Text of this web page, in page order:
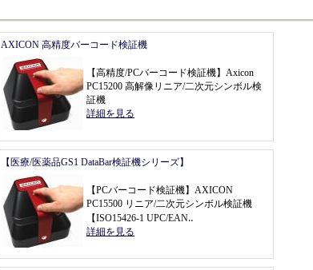
AXICON 高精度バーコード検証機
【高精度/PCバーコード検証機】 Axicon
PC15200 高解像リニア/二次元シンボル検
証機
詳細を見る
【医療/医薬品GS1 DataBar検証機シリーズ】
【PCバーコード検証機】 AXICON
PC15500 リニア/二次元シンボル検証機
【ISO15426-1 UPC/EAN‥
詳細を見る